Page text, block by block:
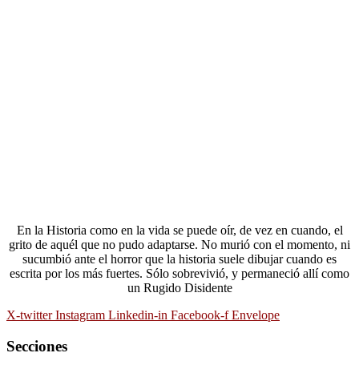
En la Historia como en la vida se puede oír, de vez en cuando, el
grito de aquél que no pudo adaptarse. No murió con el momento, ni
sucumbió ante el horror que la historia suele dibujar cuando es
escrita por los más fuertes. Sólo sobrevivió, y permaneció allí como
un Rugido Disidente
X-twitter Instagram Linkedin-in Facebook-f Envelope
Secciones